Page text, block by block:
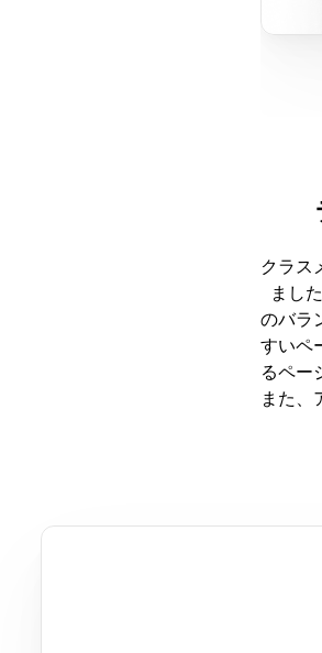
クラス
まし
のバラ
すいペ
るペー
また、